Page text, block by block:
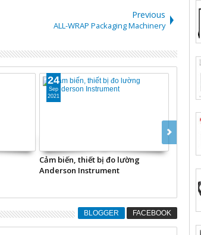
Previous
ALL-WRAP Packaging Machinery
Cảm biến, thiết bị đo lường
Anderson Instrument
24
Sep
2021
BLOGGER FACEBOOK